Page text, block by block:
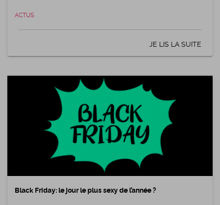
ACTUS
JE LIS LA SUITE
Black Friday: le jour le plus sexy de l’année ?